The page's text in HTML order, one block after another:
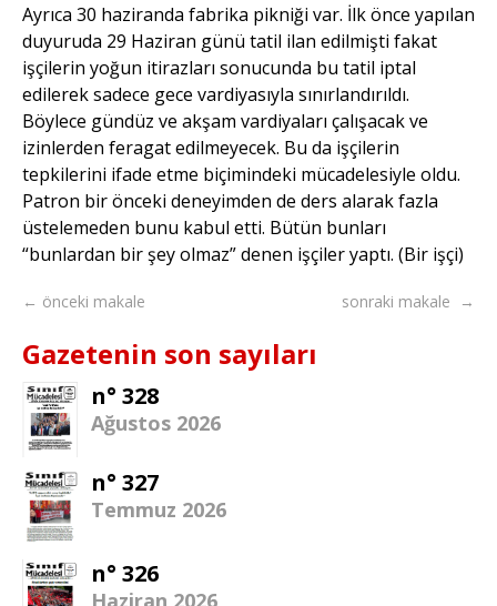
Ayrıca 30 haziranda fabrika pikniği var. İlk önce yapılan
duyuruda 29 Haziran günü tatil ilan edilmişti fakat
işçilerin yoğun itirazları sonucunda bu tatil iptal
edilerek sadece gece vardiyasıyla sınırlandırıldı.
Böylece gündüz ve akşam vardiyaları çalışacak ve
izinlerden feragat edilmeyecek. Bu da işçilerin
tepkilerini ifade etme biçimindeki mücadelesiyle oldu.
Patron bir önceki deneyimden de ders alarak fazla
üstelemeden bunu kabul etti. Bütün bunları
“bunlardan bir şey olmaz” denen işçiler yaptı. (Bir işçi)
← önceki makale sonraki makale →
Gazetenin son sayıları
n° 328
Ağustos 2026
n° 327
Temmuz 2026
n° 326
Haziran 2026